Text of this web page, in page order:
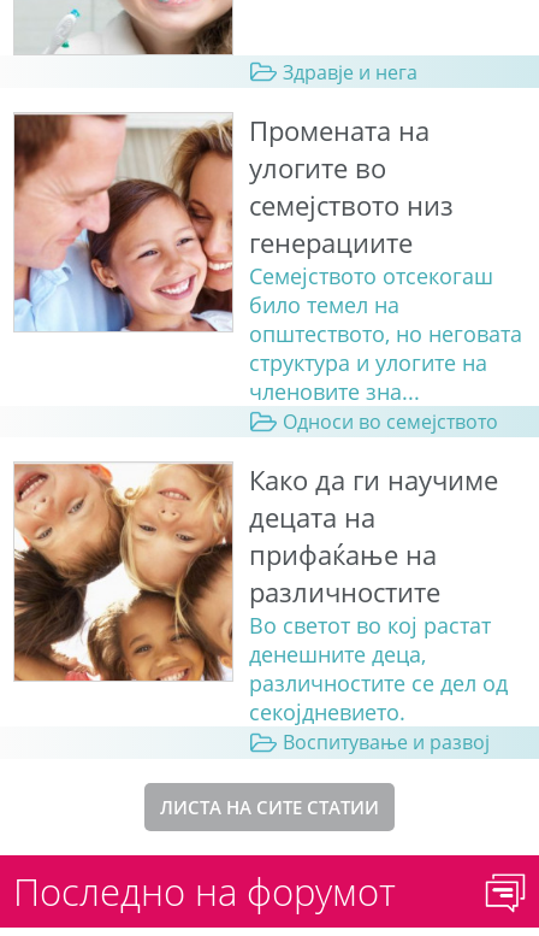
Здравје и нега
Промената на
улогите во
семејството низ
генерациите
Семејството отсекогаш
било темел на
општеството, но неговата
структура и улогите на
членовите зна...
Односи во семејството
Како да ги научиме
децата на
прифаќање на
различностите
Во светот во кој растат
денешните деца,
различностите се дел од
секојдневието.
Воспитување и развој
ЛИСТА НА СИТЕ СТАТИИ
Последно на форумот